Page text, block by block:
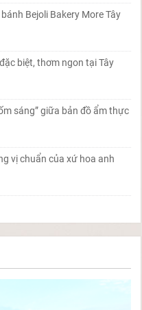
Bejoli Bakery More Tây
biệt, thơm ngon tại Tây
sáng” giữa bản đồ ẩm thực
vị chuẩn của xứ hoa anh